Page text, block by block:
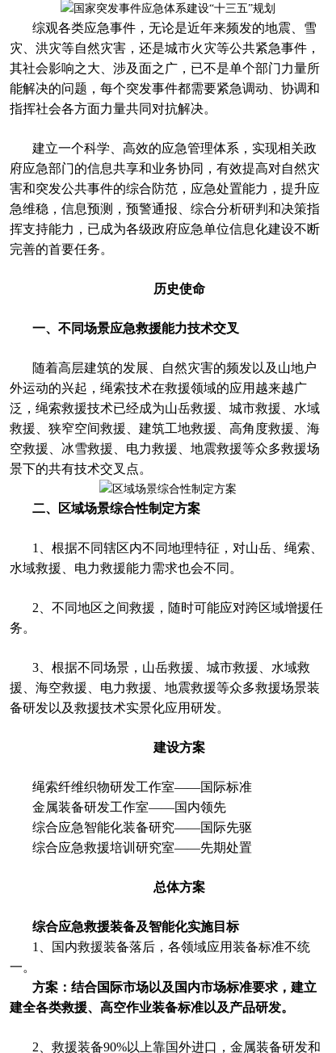
综观各类应急事件，无论是近年来频发的地震、雪
灾、洪灾等自然灾害，还是城市火灾等公共紧急事件，
其社会影响之大、涉及面之广，已不是单个部门力量所
能解决的问题，每个突发事件都需要紧急调动、协调和
指挥社会各方面力量共同对抗解决。
建立一个科学、高效的应急管理体系，实现相关政
府应急部门的信息共享和业务协同，有效提高对自然灾
害和突发公共事件的综合防范，应急处置能力，提升应
急维稳，信息预测，预警通报、综合分析研判和决策指
挥支持能力，已成为各级政府应急单位信息化建设不断
完善的首要任务。
历史使命
一、不同场景应急救援能力技术交叉
随着高层建筑的发展、自然灾害的频发以及山地户
外运动的兴起，绳索技术在救援领域的应用越来越广
泛，绳索救援技术已经成为山岳救援、城市救援、水域
救援、狭窄空间救援、建筑工地救援、高角度救援、海
空救援、冰雪救援、电力救援、地震救援等众多救援场
景下的共有技术交叉点。
二、区域场景综合性制定方案
1、根据不同辖区内不同地理特征，对山岳、绳索、
水域救援、电力救援能力需求也会不同。
2、不同地区之间救援，随时可能应对跨区域增援任
务。
3、根据不同场景，山岳救援、城市救援、水域救
援、海空救援、电力救援、地震救援等众多救援场景装
备研发以及救援技术实景化应用研发。
建设方案
绳索纤维织物研发工作室——国际标准
金属装备研发工作室——国内领先
综合应急智能化装备研究——国际先驱
综合应急救援培训研究室——先期处置
总体方案
综合应急救援装备及智能化实施目标
1、国内救援装备落后，各领域应用装备标准不统
一。
方案：结合国际市场以及国内市场标准要求，建立
建全各类救援、高空作业装备标准以及产品研发。
2、救援装备90%以上靠国外进口，金属装备研发和